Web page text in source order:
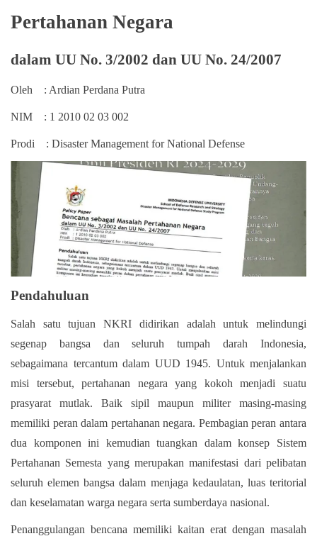
Pertahanan Negara
dalam UU No. 3/2002 dan UU No. 24/2007
Oleh : Ardian Perdana Putra
NIM : 1 2010 02 03 002
Prodi : Disaster Management for National Defense
Pendahuluan
Salah satu tujuan NKRI didirikan adalah untuk melindungi
segenap bangsa dan seluruh tumpah darah Indonesia,
sebagaimana tercantum dalam UUD 1945. Untuk menjalankan
misi tersebut, pertahanan negara yang kokoh menjadi suatu
prasyarat mutlak. Baik sipil maupun militer masing-masing
memiliki peran dalam pertahanan negara. Pembagian peran antara
dua komponen ini kemudian tuangkan dalam konsep Sistem
Pertahanan Semesta yang merupakan manifestasi dari pelibatan
seluruh elemen bangsa dalam menjaga kedaulatan, luas teritorial
dan keselamatan warga negara serta sumberdaya nasional.
Penanggulangan bencana memiliki kaitan erat dengan masalah